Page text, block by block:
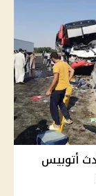
وإصابة 13 في حادث أتوبيس